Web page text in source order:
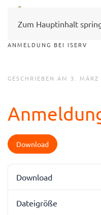
Zum Hauptinhalt
ANMELDUNG BEI ISERV
GESCHRIEBEN AM 3. MÄRZ
Download
Download
Dateigröße